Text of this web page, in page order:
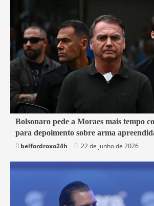
3 min read
Brasil
Bolsonaro pede a Moraes mais tempo
para depoimento sobre arma
belfordroxo24h
22 de junho de 2026